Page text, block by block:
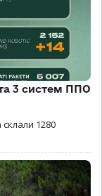
3 систем ППО
1280